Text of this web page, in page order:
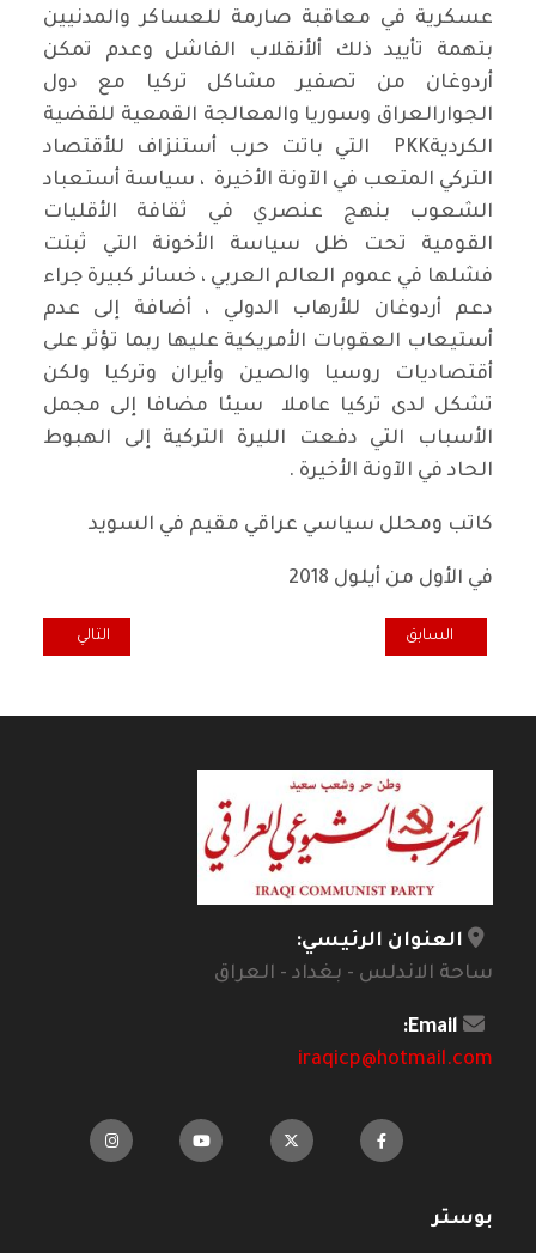
عسكرية في معاقبة صارمة للعساكر والمدنيين
بتهمة تأييد ذلك ألأنقلاب الفاشل وعدم تمكن
أردوغان من تصفير مشاكل تركيا مع دول
الجوارالعراق وسوريا والمعالجة القمعية للقضية
الكرديةPKK التي باتت حرب أستنزاف للأقتصاد
التركي المتعب في الآونة الأخيرة ، سياسة أستعباد
الشعوب بنهج عنصري في ثقافة الأقليات
القومية تحت ظل سياسة الأخونة التي ثبتت
فشلها في عموم العالم العربي ، خسائر كبيرة جراء
دعم أردوغان للأرهاب الدولي ، أضافة إلى عدم
أستيعاب العقوبات الأمريكية عليها ربما تؤثر على
أقتصاديات روسيا والصين وأيران وتركيا ولكن
تشكل لدى تركيا عاملا سيئا مضافا إلى مجمل
الأسباب التي دفعت الليرة التركية إلى الهبوط
الحاد في الآونة الأخيرة .
كاتب ومحلل سياسي عراقي مقيم في السويد
في الأول من أيلول 2018
المقال السابق: الحرب الاقتصادية التي يقودها ترامب ضد الجميع
السابق المقال التالي:
التالي
العنوان الرئيسي:
ساحة الاندلس - بغداد - العراق
Email:
iraqicp@hotmail.com
بوستر